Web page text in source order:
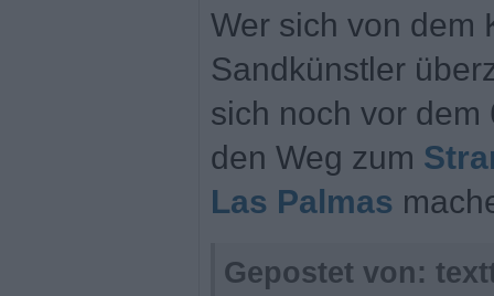
Wer sich von dem
Sandkünstler
sich noch vor
den Weg zum
Las Palmas
Gepostet von: